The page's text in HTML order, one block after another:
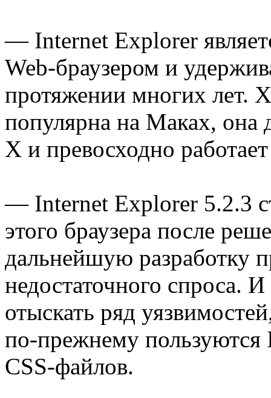
— Internet Explorer
Web-браузером и
протяжении многих лет.
популярна на Маках, она
X и превосходно
— Internet Explorer 5.2.3
этого браузера после
дальнейшую разработку
недостаточного спроса.
отыскать ряд
по-прежнему пользуются
CSS-файлов.